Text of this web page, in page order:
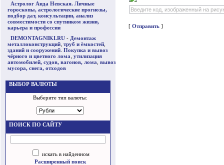
Астролог Аида Невская. Личные
гороскопы, астрологические прогнозы,
подбор дат, консультации, анализ
совместимости со спутником жизни,
карьера и профессии
DEMONTAGNIKI.RU - Демонтаж
металлоконструкций труб и ёмкостей
зданий и сооружений Покупка и вывоз
чёрного и цветного лома утилизация
автомобилей, судов, вагонов, лома вывоз
мусора, снега, отходов
ВЫБОР ВАЛЮТЫ
Выберите тип валюты:
ПОИСК ПО САЙТУ
искать в найденном
Расширенный поиск
[ Отправить ]